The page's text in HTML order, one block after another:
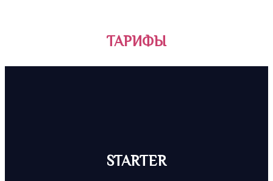
ТАРИФЫ
STARTER